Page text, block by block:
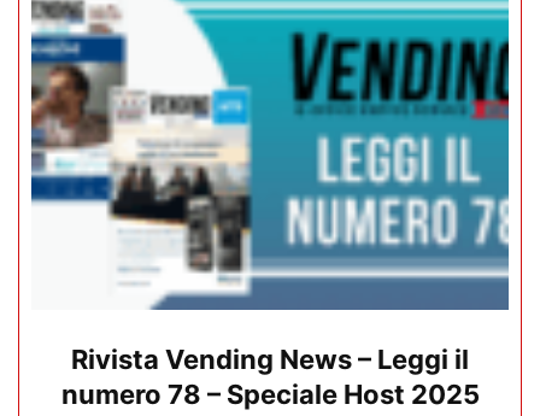
Rivista Vending News – Leggi il
numero 78 – Speciale Host 2025